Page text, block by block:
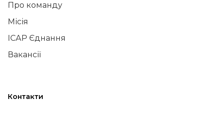
Про команду
Місія
ІСАР Єднання
Вакансії
Контакти